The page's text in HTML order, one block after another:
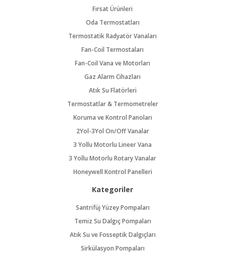
Fırsat Ürünleri
Oda Termostatları
Termostatik Radyatör Vanaları
Fan-Coil Termostaları
Fan-Coil Vana ve Motorları
Gaz Alarm Cihazları
Atık Su Flatörleri
Termostatlar & Termometreler
Koruma ve Kontrol Panoları
2Yol-3Yol On/Off Vanalar
3 Yollu Motorlu Lineer Vana
3 Yollu Motorlu Rotary Vanalar
Honeywell Kontrol Panelleri
Kategoriler
Santrifüj Yüzey Pompaları
Temiz Su Dalgıç Pompaları
Atık Su ve Fosseptik Dalgıçları
Sirkülasyon Pompaları